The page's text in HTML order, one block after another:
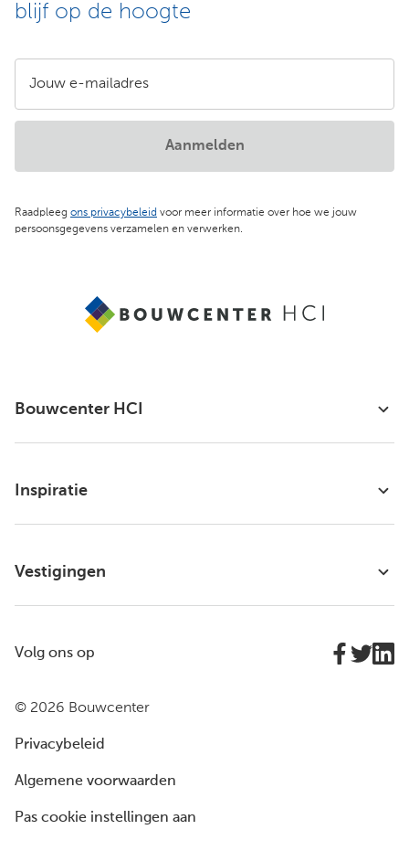
blijf op de hoogte
Jouw e-mailadres
Raadpleeg ons privacybeleid voor meer informatie over hoe we jouw
persoonsgegevens verzamelen en verwerken.
Aanmelden
Bouwcenter HCI
Inspiratie
Vestigingen
© 2026 Bouwcenter
Privacybeleid
Algemene voorwaarden
Pas cookie instellingen aan
Volg ons op